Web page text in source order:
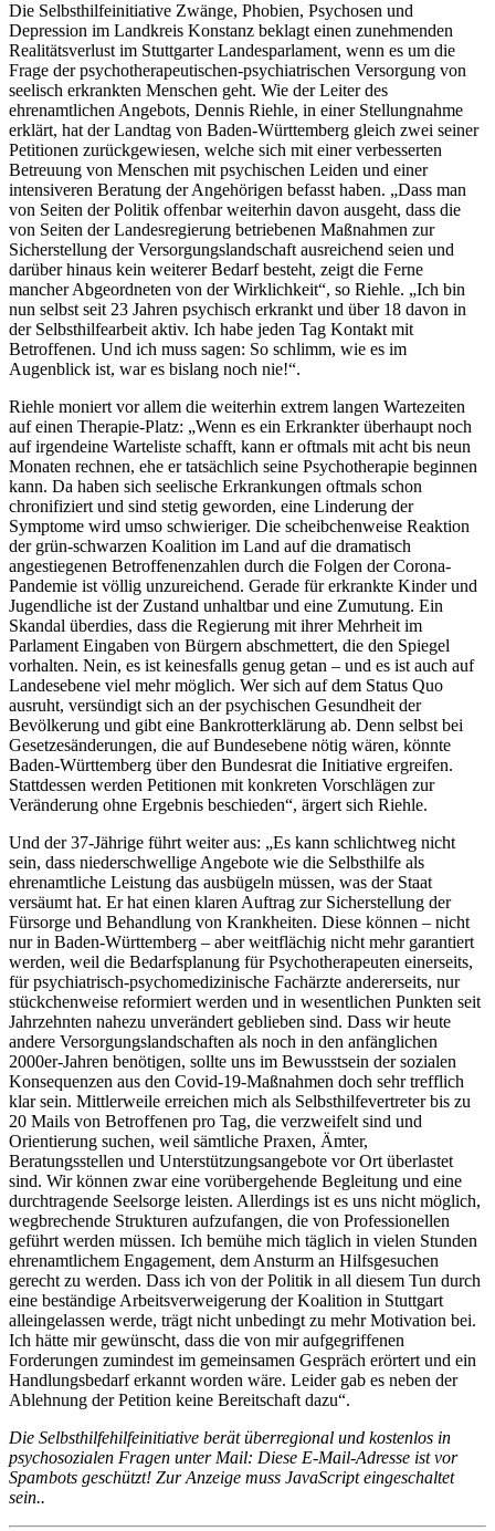
Die Selbsthilfeinitiative Zwänge, Phobien, Psychosen und
Depression im Landkreis Konstanz beklagt einen zunehmenden
Realitätsverlust im Stuttgarter Landesparlament, wenn es um die
Frage der psychotherapeutischen-psychiatrischen Versorgung von
seelisch erkrankten Menschen geht. Wie der Leiter des
ehrenamtlichen Angebots, Dennis Riehle, in einer Stellungnahme
erklärt, hat der Landtag von Baden-Württemberg gleich zwei seiner
Petitionen zurückgewiesen, welche sich mit einer verbesserten
Betreuung von Menschen mit psychischen Leiden und einer
intensiveren Beratung der Angehörigen befasst haben. „Dass man
von Seiten der Politik offenbar weiterhin davon ausgeht, dass die
von Seiten der Landesregierung betriebenen Maßnahmen zur
Sicherstellung der Versorgungslandschaft ausreichend seien und
darüber hinaus kein weiterer Bedarf besteht, zeigt die Ferne
mancher Abgeordneten von der Wirklichkeit“, so Riehle. „Ich bin
nun selbst seit 23 Jahren psychisch erkrankt und über 18 davon in
der Selbsthilfearbeit aktiv. Ich habe jeden Tag Kontakt mit
Betroffenen. Und ich muss sagen: So schlimm, wie es im
Augenblick ist, war es bislang noch nie!“.
Riehle moniert vor allem die weiterhin extrem langen Wartezeiten
auf einen Therapie-Platz: „Wenn es ein Erkrankter überhaupt noch
auf irgendeine Warteliste schafft, kann er oftmals mit acht bis neun
Monaten rechnen, ehe er tatsächlich seine Psychotherapie beginnen
kann. Da haben sich seelische Erkrankungen oftmals schon
chronifiziert und sind stetig geworden, eine Linderung der
Symptome wird umso schwieriger. Die scheibchenweise Reaktion
der grün-schwarzen Koalition im Land auf die dramatisch
angestiegenen Betroffenenzahlen durch die Folgen der Corona-
Pandemie ist völlig unzureichend. Gerade für erkrankte Kinder und
Jugendliche ist der Zustand unhaltbar und eine Zumutung. Ein
Skandal überdies, dass die Regierung mit ihrer Mehrheit im
Parlament Eingaben von Bürgern abschmettert, die den Spiegel
vorhalten. Nein, es ist keinesfalls genug getan – und es ist auch auf
Landesebene viel mehr möglich. Wer sich auf dem Status Quo
ausruht, versündigt sich an der psychischen Gesundheit der
Bevölkerung und gibt eine Bankrotterklärung ab. Denn selbst bei
Gesetzesänderungen, die auf Bundesebene nötig wären, könnte
Baden-Württemberg über den Bundesrat die Initiative ergreifen.
Stattdessen werden Petitionen mit konkreten Vorschlägen zur
Veränderung ohne Ergebnis beschieden“, ärgert sich Riehle.
Und der 37-Jährige führt weiter aus: „Es kann schlichtweg nicht
sein, dass niederschwellige Angebote wie die Selbsthilfe als
ehrenamtliche Leistung das ausbügeln müssen, was der Staat
versäumt hat. Er hat einen klaren Auftrag zur Sicherstellung der
Fürsorge und Behandlung von Krankheiten. Diese können – nicht
nur in Baden-Württemberg – aber weitflächig nicht mehr garantiert
werden, weil die Bedarfsplanung für Psychotherapeuten einerseits,
für psychiatrisch-psychomedizinische Fachärzte andererseits, nur
stückchenweise reformiert werden und in wesentlichen Punkten seit
Jahrzehnten nahezu unverändert geblieben sind. Dass wir heute
andere Versorgungslandschaften als noch in den anfänglichen
2000er-Jahren benötigen, sollte uns im Bewusstsein der sozialen
Konsequenzen aus den Covid-19-Maßnahmen doch sehr trefflich
klar sein. Mittlerweile erreichen mich als Selbsthilfevertreter bis zu
20 Mails von Betroffenen pro Tag, die verzweifelt sind und
Orientierung suchen, weil sämtliche Praxen, Ämter,
Beratungsstellen und Unterstützungsangebote vor Ort überlastet
sind. Wir können zwar eine vorübergehende Begleitung und eine
durchtragende Seelsorge leisten. Allerdings ist es uns nicht möglich,
wegbrechende Strukturen aufzufangen, die von Professionellen
geführt werden müssen. Ich bemühe mich täglich in vielen Stunden
ehrenamtlichem Engagement, dem Ansturm an Hilfsgesuchen
gerecht zu werden. Dass ich von der Politik in all diesem Tun durch
eine beständige Arbeitsverweigerung der Koalition in Stuttgart
alleingelassen werde, trägt nicht unbedingt zu mehr Motivation bei.
Ich hätte mir gewünscht, dass die von mir aufgegriffenen
Forderungen zumindest im gemeinsamen Gespräch erörtert und ein
Handlungsbedarf erkannt worden wäre. Leider gab es neben der
Ablehnung der Petition keine Bereitschaft dazu“.
Die Selbsthilfehilfeinitiative berät überregional und kostenlos in
psychosozialen Fragen unter Mail: Diese E-Mail-Adresse ist vor
Spambots geschützt! Zur Anzeige muss JavaScript eingeschaltet
sein..